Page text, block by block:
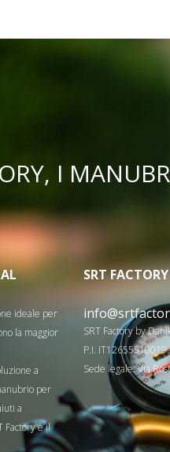
I
ideale per
la maggior
a
per
a
Factory è il
SRT FACTORY
SRT Factory by
P.I.
Sede legale: Via